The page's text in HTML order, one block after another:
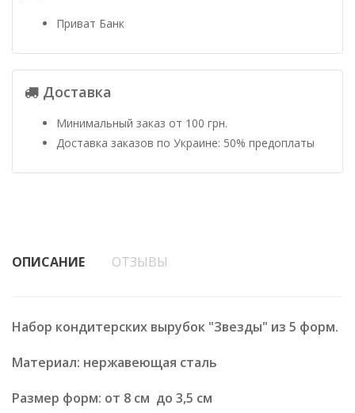
Приват Банк
Доставка
Минимальный заказ от 100 грн.
Доставка заказов по Украине: 50% предоплаты
ОПИСАНИЕ ОТЗЫВЫ
Набор кондитерских вырубок "Звезды" из 5 форм.
Материал: нержавеющая сталь
Размер форм: от 8 см до 3,5 см